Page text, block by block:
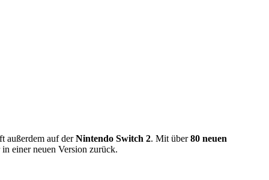
außerdem auf derNintendo Switch 2. Mit über80 neuen
einer neuen Version zurück.